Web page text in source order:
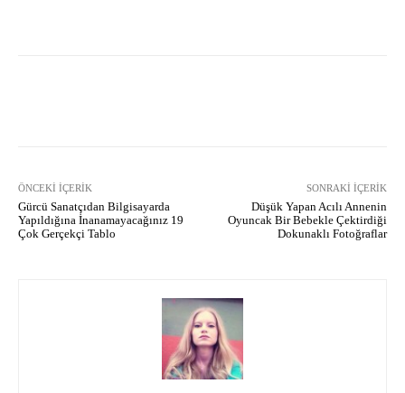
ÖNCEKI İÇERIK
Gürcü Sanatçıdan Bilgisayarda
Yapıldığına İnanamayacağınız 19
Çok Gerçekçi Tablo
SONRAKI İÇERIK
Düşük Yapan Acılı Annenin
Oyuncak Bir Bebekle Çektirdiği
Dokunaklı Fotoğraflar